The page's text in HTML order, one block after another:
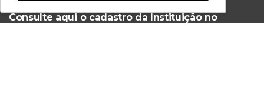
Consulte aqui o cadastro da Instituição no